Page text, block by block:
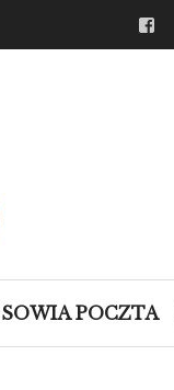
SOWIA POCZTA